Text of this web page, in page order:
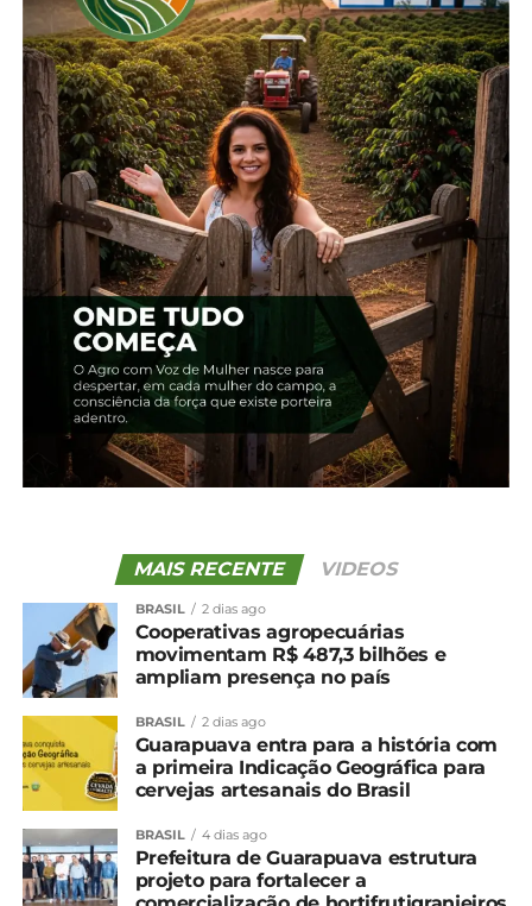
UP NEXT
Cigarrinha: como identificar e prevenir
infestações
NÃO PERCA
Feijão: Maior oferta e proximidade da nova
safra mantêm pressão sobre valores
MAIS RECENTE VIDEOS
BRASIL 2 dias ago
Cooperativas agropecuárias
movimentam R$ 487,3 bilhões e
ampliam presença no país
BRASIL 2 dias ago
Guarapuava entra para a história com
a primeira Indicação Geográfica para
cervejas artesanais do Brasil
BRASIL 4 dias ago
Prefeitura de Guarapuava estrutura
projeto para fortalecer a